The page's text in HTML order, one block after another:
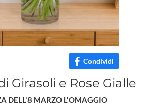
Condividi
Girasoli e Rose Gialle
DELL'8 MARZO L'OMAGGIO